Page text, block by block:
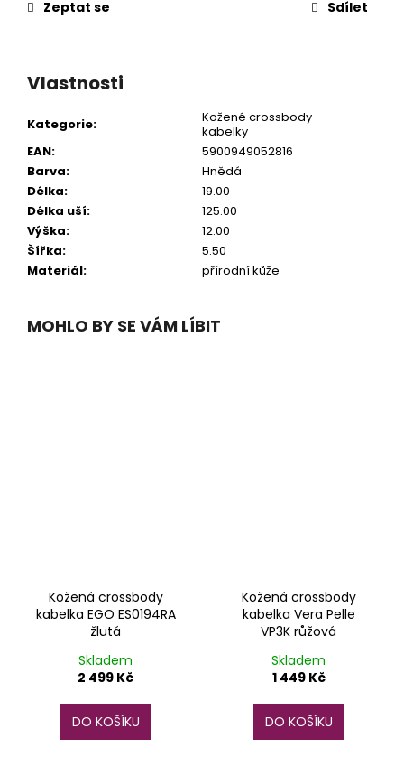
Zeptat se Sdílet
Vlastnosti
Kategorie:
Kožené crossbody
kabelky
EAN:
5900949052816
Barva:
Hnědá
Délka:
19.00
Délka uší:
125.00
Výška:
12.00
Šířka:
5.50
Materiál: přírodní kůže
MOHLO BY SE VÁM LÍBIT
Kožená crossbody
kabelka EGO ES0194RA
žlutá
Skladem
2 499 Kč
DO KOŠÍKU
Kožená crossbody
kabelka Vera Pelle
VP3K růžová
Skladem
1 449 Kč
DO KOŠÍKU